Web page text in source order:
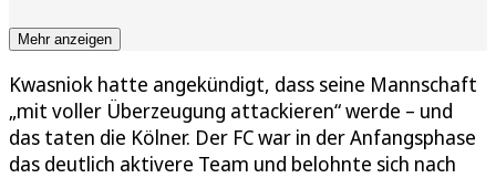
Mehr anzeigen
Kwasniok hatte angekündigt, dass seine Mannschaft
„mit voller Überzeugung attackieren“ werde – und
das taten die Kölner. Der FC war in der Anfangsphase
das deutlich aktivere Team und belohnte sich nach